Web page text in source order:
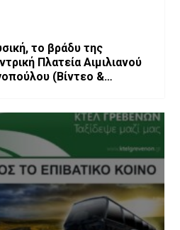
το βράδυ της
Πλατεία Αιμιλιανού
(Bίντεο &